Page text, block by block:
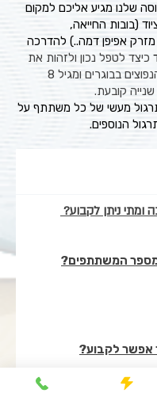
שלנו מגיע אליכם למקום
(בובות החייאה,
מזרק אפיפן דמה..) להדרכה
כיצד לטפל נכון ולזהות את
כל מצבי החירום הנפוצים בבוגרים ומגיל 8
קובעת.
מעשי של כל משתתף על
הנוספים.
ניתן לקבוע?
המשתתפים?
אפשר לקבוע?